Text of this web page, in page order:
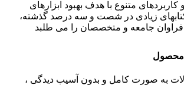
کاربردهای متنوع با هدف بهبود ابزارهای
زیادی در شصت و سه درصد گذشته،
جامعه و متخصصان را می طلبد
محصول
به صورت کامل و بدون آسیب دیدگی ،